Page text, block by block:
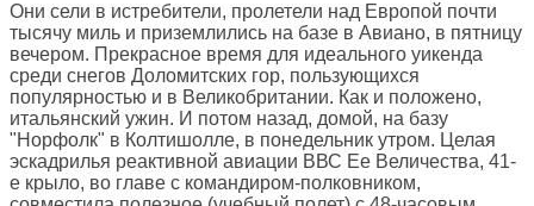
Они сели в истребители, пролетели над Европой почти
тысячу миль и приземлились на базе в Авиано, в пятницу
вечером. Прекрасное время для идеального уикенда
среди снегов Доломитских гор, пользующихся
популярностью и в Великобритании. Как и положено,
итальянский ужин. И потом назад, домой, на базу
"Норфолк" в Колтишолле, в понедельник утром. Целая
эскадрилья реактивной авиации ВВС Ее Величества, 41-
е крыло, во главе с командиром-полковником,